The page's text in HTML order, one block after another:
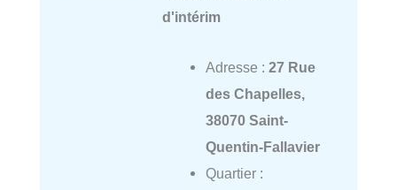
d'intérim
Adresse : 27 Rue
des Chapelles,
38070 Saint-
Quentin-Fallavier
Quartier :